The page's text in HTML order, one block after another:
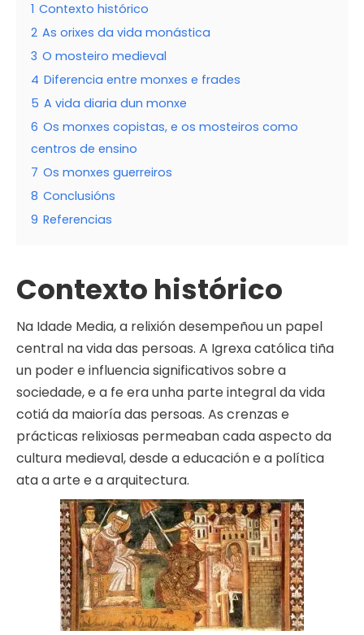
1 Contexto histórico
2 As orixes da vida monástica
3 O mosteiro medieval
4 Diferencia entre monxes e frades
5 A vida diaria dun monxe
6 Os monxes copistas, e os mosteiros como
centros de ensino
7 Os monxes guerreiros
8 Conclusións
9 Referencias
Contexto histórico
Na Idade Media, a relixión desempeñou un papel
central na vida das persoas. A Igrexa católica tiña
un poder e influencia significativos sobre a
sociedade, e a fe era unha parte integral da vida
cotiá da maioría das persoas. As crenzas e
prácticas relixiosas permeaban cada aspecto da
cultura medieval, desde a educación e a política
ata a arte e a arquitectura.